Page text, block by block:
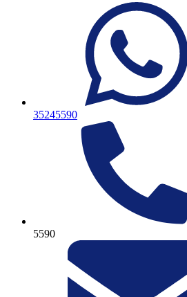
35245590
5590